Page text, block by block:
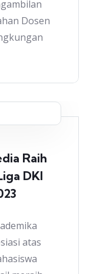
Dosen
Raih
DKI
atas